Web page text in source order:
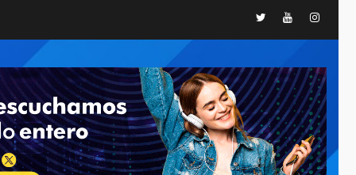
TwitterYoutube
1
Instalan carpas
metálicas como
terminales
temporales en
Aeropuerto de
Maiquetía
LATINOAMÉRICA Y CARIBE
TITULARES
ÚLTIMA HORA
De la Espriella